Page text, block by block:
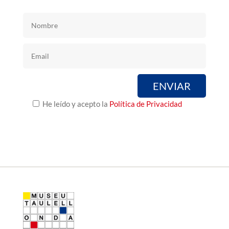
He leído y acepto la Política de Privacidad